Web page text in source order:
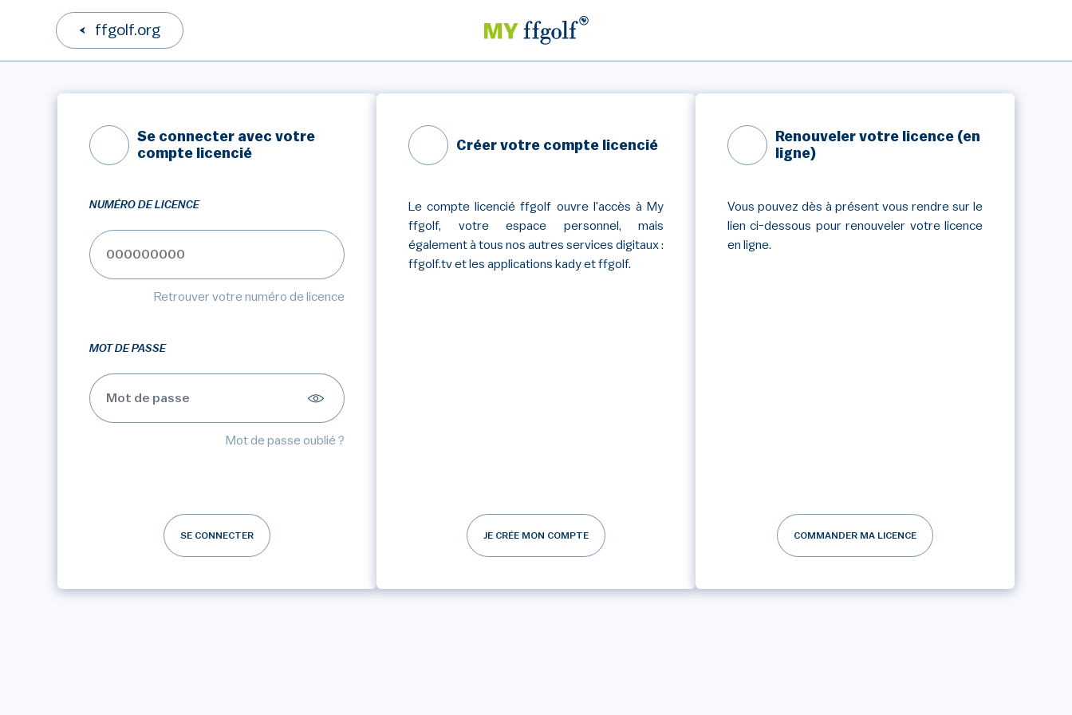
ffgolf.org
Se connecter avec votre
compte licencié
NUMÉRO DE LICENCE
Retrouver votre numéro de licence
MOT DE PASSE
Mot de passe oublié ?
SE CONNECTER
Créer votre compte licencié
Le compte licencié ffgolf ouvre l'accès à My
ffgolf, votre espace personnel, mais
également à tous nos autres services digitaux :
ffgolf.tv et les applications kady et ffgolf.
JE CRÉE MON COMPTE
Renouveler votre licence (en
ligne)
Vous pouvez dès à présent vous rendre sur le
lien ci-dessous pour renouveler votre licence
en ligne.
COMMANDER MA LICENCE